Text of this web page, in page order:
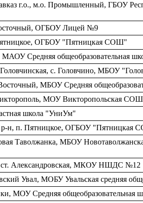
г.о., м.о. Промышленный, ГБОУ
Восточный, ОГБОУ Лицей №9
Пятницкое, ОГБОУ "Пятницкая СОШ"
МАОУ Средняя общеобразовательная
Головчинская, c. Головчино, МБОУ
МБОУ Средняя
МОУ Викторопольская СОШ
школа "УниУм"
р-н, п. Пятницкое, ОГБОУ "Пятницкая
Таволжанка, МБОУ
ст. Александровская, МКОУ НШДС №12
Увал, МОБУ Увальская средняя
МОУ Средняя общеобразовательная